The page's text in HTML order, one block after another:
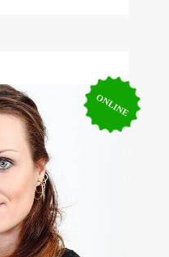
ONLINE
zaměstnání nebo
orákulem jsou
archandělské,